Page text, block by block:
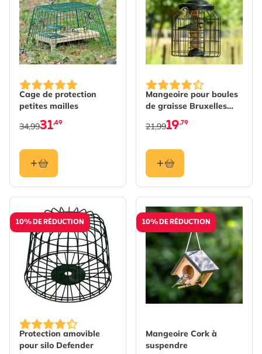
Cage de protection
petites mailles
31,49
34,99
Mangeoire pour boules
de graisse Bruxelles
avec protection
19,79
21,99
10% DE RÉDUCTION
Protection amovible
pour silo Defender
10% DE RÉDUCTION
Mangeoire Cork à
suspendre